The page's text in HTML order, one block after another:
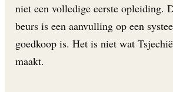
niet een volledige eerste opleiding.
beurs is een aanvulling op een
goedkoop is. Het is niet wat
maakt.